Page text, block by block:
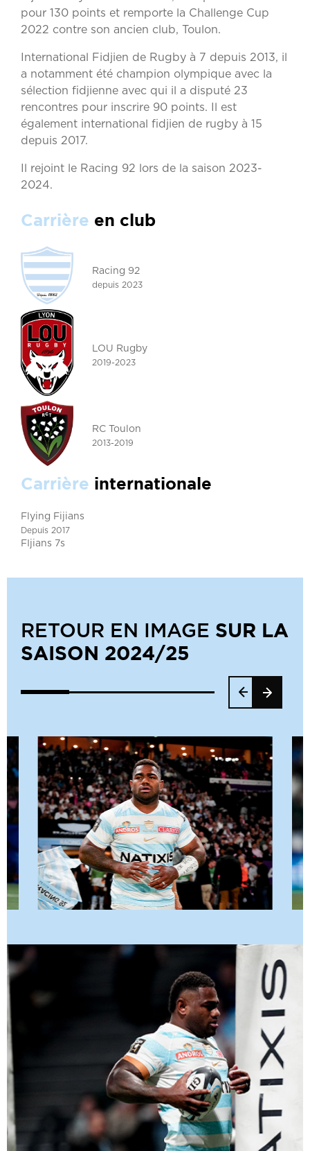
pour 130 points et remporte la Challenge Cup
2022 contre son ancien club, Toulon.
International Fidjien de Rugby à 7 depuis 2013, il
a notamment été champion olympique avec la
sélection fidjienne avec qui il a disputé 23
rencontres pour inscrire 90 points. Il est
également international fidjien de rugby à 15
depuis 2017.
Il rejoint le Racing 92 lors de la saison 2023-
2024.
Carrière en club
Racing 92
depuis 2023
LOU Rugby
2019-2023
RC Toulon
2013-2019
Carrière internationale
Flying Fijians
Depuis 2017
FIjians 7s
RETOUR EN IMAGE SUR LA
SAISON 2024/25